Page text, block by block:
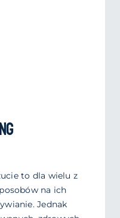
to dla wielu z
na ich
Jednak